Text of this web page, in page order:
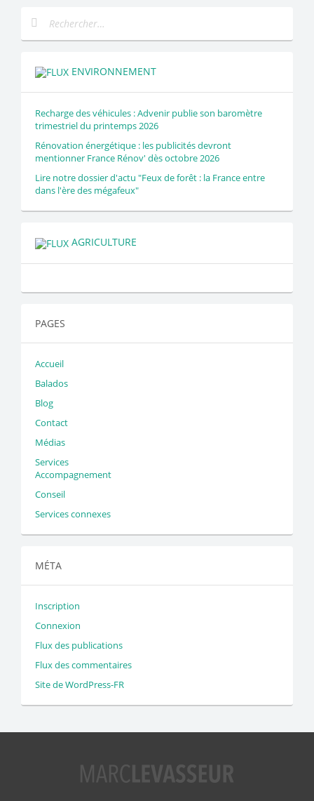
ENVIRONNEMENT
Recharge des véhicules : Advenir publie son baromètre
trimestriel du printemps 2026
Rénovation énergétique : les publicités devront
mentionner France Rénov' dès octobre 2026
Lire notre dossier d'actu "Feux de forêt : la France entre
dans l'ère des mégafeux"
AGRICULTURE
PAGES
Accueil
Balados
Blog
Contact
Médias
Services
Accompagnement
Conseil
Services connexes
MÉTA
Inscription
Connexion
Flux des publications
Flux des commentaires
Site de WordPress-FR